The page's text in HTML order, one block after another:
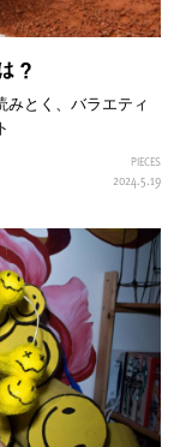
？
みとく、バラエティ
PIECES
2024.5.19